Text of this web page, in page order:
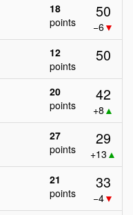
18
points
50
−6▼
12
points
50
20
points
42
+8 ▲
27
points
29
+13 ▲
21
points
33
−4▼